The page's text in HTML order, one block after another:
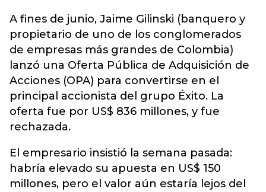
A fines de junio, Jaime Gilinski (banquero y
propietario de uno de los conglomerados
de empresas más grandes de Colombia)
lanzó una Oferta Pública de Adquisición de
Acciones (OPA) para convertirse en el
principal accionista del grupo Éxito. La
oferta fue por US$ 836 millones, y fue
rechazada.
El empresario insistió la semana pasada:
habría elevado su apuesta en US$ 150
millones, pero el valor aún estaría lejos del